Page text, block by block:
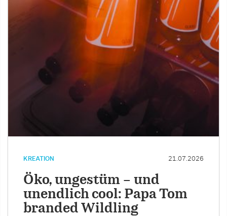
KREATION 21.07.2026
Öko, ungestüm – und
unendlich cool: Papa Tom
branded Wildling